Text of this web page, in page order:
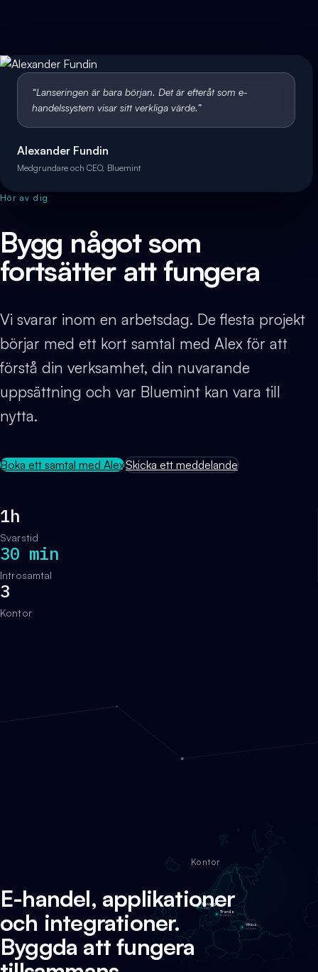
“Lanseringen är bara början. Det är efteråt som e-
handelssystem visar sitt verkliga värde.”
Alexander Fundin
Medgrundare och CEO, Bluemint
Hör av dig
Bygg något som
fortsätter att fungera
Vi svarar inom en arbetsdag. De flesta projekt
börjar med ett kort samtal med Alex för att
förstå din verksamhet, din nuvarande
uppsättning och var Bluemint kan vara till
nytta.
Boka ett samtal med AlexSkicka ett meddelande
1h
Svarstid
30 min
Introsamtal
3
Kontor
Stavanger
Norge
Vilnius
Litauen
Tranås
Sverige
E-handel, applikationer
och integrationer.
Byggda att fungera
Kontor